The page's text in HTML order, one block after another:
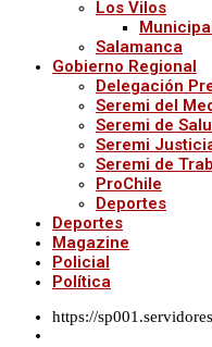
Los Vilos
Salamanca
Gobierno Regional
Delegación
Seremi del
Seremi de
Seremi
Seremi de
ProChile
Deportes
Deportes
Magazine
Policial
Política
https://